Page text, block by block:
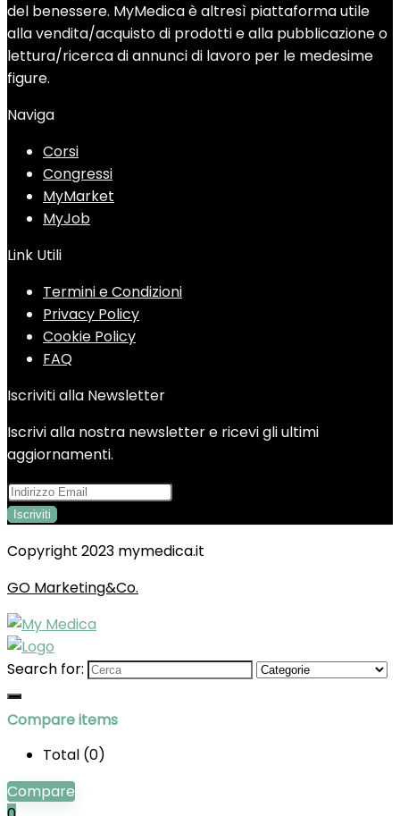
del benessere. MyMedica è altresì piattaforma utile
alla vendita/acquisto di prodotti e alla pubblicazione o
lettura/ricerca di annunci di lavoro per le medesime
figure.
Naviga
Corsi
Congressi
MyMarket
MyJob
Link Utili
Termini e Condizioni
Privacy Policy
Cookie Policy
FAQ
Iscriviti alla Newsletter
Iscrivi alla nostra newsletter e ricevi gli ultimi
aggiornamenti.
Copyright 2023 mymedica.it
GO Marketing&Co.
Search for:
Compare items
Total (0)
Compare